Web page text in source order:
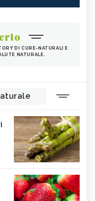
DI CURE-NATURALI E
NATURALE.